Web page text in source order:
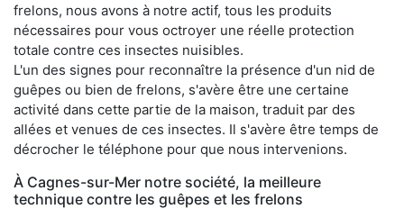
frelons, nous avons à notre actif, tous les produits
nécessaires pour vous octroyer une réelle protection
totale contre ces insectes nuisibles.
L'un des signes pour reconnaître la présence d'un nid de
guêpes ou bien de frelons, s'avère être une certaine
activité dans cette partie de la maison, traduit par des
allées et venues de ces insectes. Il s'avère être temps de
décrocher le téléphone pour que nous intervenions.
À Cagnes-sur-Mer notre société, la meilleure
technique contre les guêpes et les frelons